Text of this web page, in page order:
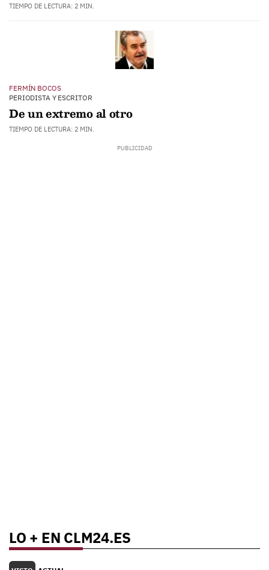
TIEMPO DE LECTURA: 2 MIN.
FERMÍN BOCOS
PERIODISTA Y ESCRITOR
De un extremo al otro
TIEMPO DE LECTURA: 2 MIN.
LO + EN CLM24.ES